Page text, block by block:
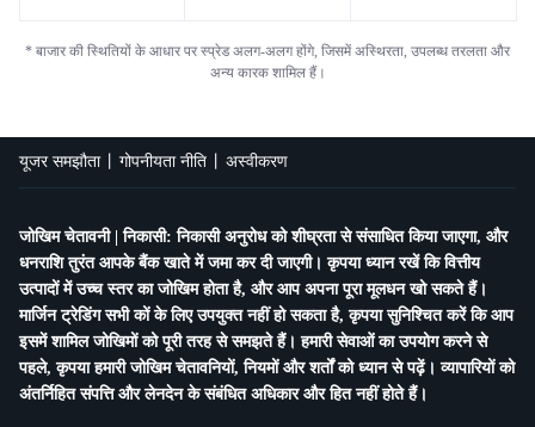
* बाजार की स्थितियों के आधार पर स्प्रेड अलग-अलग होंगे, जिसमें अस्थिरता, उपलब्ध तरलता और
अन्य कारक शामिल हैं।
यूजर समझौता गोपनीयता नीति अस्वीकरण
जोखिम चेतावनी | निकासी: निकासी अनुरोध को शीघ्रता से संसाधित किया जाएगा, और
धनराशि तुरंत आपके बैंक खाते में जमा कर दी जाएगी। कृपया ध्यान रखें कि वित्तीय
उत्पादों में उच्च स्तर का जोखिम होता है, और आप अपना पूरा मूलधन खो सकते हैं।
मार्जिन ट्रेडिंग सभी कों के लिए उपयुक्त नहीं हो सकता है, कृपया सुनिश्चित करें कि आप
इसमें शामिल जोखिमों को पूरी तरह से समझते हैं। हमारी सेवाओं का उपयोग करने से
पहले, कृपया हमारी जोखिम चेतावनियों, नियमों और शर्तों को ध्यान से पढ़ें। व्यापारियों को
अंतर्निहित संपत्ति और लेनदेन के संबंधित अधिकार और हित नहीं होते हैं।